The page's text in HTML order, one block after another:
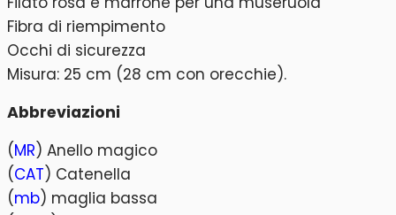
Fibra di riempimento
Occhi di sicurezza
Misura: 25 cm (28 cm con orecchie).
Abbreviazioni
(MR) Anello magico
(CAT) Catenella
(mb) maglia bassa